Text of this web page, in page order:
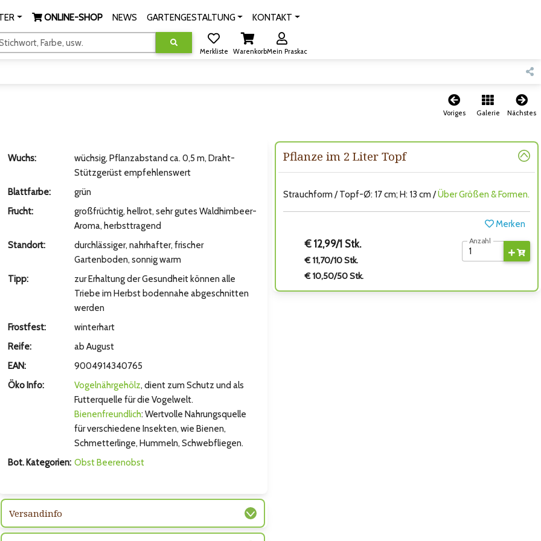
ONLINE-SHOP NEWS GARTENGESTALTUNG KONTAKT
Farbe, usw.
Merkliste WarenkorbMein Praskac
Voriges Galerie Nächstes
Bild
Bild
Pflanze im 2 Liter Topf
Strauchform / Topf-Ø: 17 cm; H: 13 cm /Über Größen & Formen.
Merken
€ 12,99/1 Stk.
€ 11,70/10 Stk.
€ 10,50/50 Stk.
Anzahl
Wuchs:
wüchsig, Pflanzabstand ca. 0,5 m, Draht-
Stützgerüst empfehlenswert
Blattfarbe:
grün
Frucht:
großfrüchtig, hellrot, sehr gutes Waldhimbeer-
Aroma, herbsttragend
Standort:
durchlässiger, nahrhafter, frischer
Gartenboden, sonnig warm
Tipp:
zur Erhaltung der Gesundheit können alle
Triebe im Herbst bodennahe abgeschnitten
werden
Frostfest:
winterhart
Reife:
ab August
EAN:
9004914340765
Öko Info:
Vogelnährgehölz, dient zum Schutz und als
Futterquelle für die Vogelwelt.
Bienenfreundlich: Wertvolle Nahrungsquelle
für verschiedene Insekten, wie Bienen,
Schmetterlinge, Hummeln, Schwebfliegen.
Bot. Kategorien: ObstBeerenobst
Versandinfo